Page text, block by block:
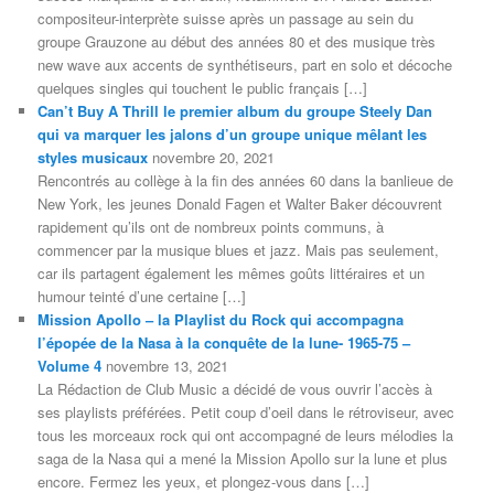
compositeur-interprète suisse après un passage au sein du
groupe Grauzone au début des années 80 et des musique très
new wave aux accents de synthétiseurs, part en solo et décoche
quelques singles qui touchent le public français […]
Can’t Buy A Thrill le premier album du groupe Steely Dan
qui va marquer les jalons d’un groupe unique mêlant les
styles musicaux novembre 20, 2021
Rencontrés au collège à la fin des années 60 dans la banlieue de
New York, les jeunes Donald Fagen et Walter Baker découvrent
rapidement qu’ils ont de nombreux points communs, à
commencer par la musique blues et jazz. Mais pas seulement,
car ils partagent également les mêmes goûts littéraires et un
humour teinté d’une certaine […]
Mission Apollo – la Playlist du Rock qui accompagna
l’épopée de la Nasa à la conquête de la lune- 1965-75 –
Volume 4 novembre 13, 2021
La Rédaction de Club Music a décidé de vous ouvrir l’accès à
ses playlists préférées. Petit coup d’oeil dans le rétroviseur, avec
tous les morceaux rock qui ont accompagné de leurs mélodies la
saga de la Nasa qui a mené la Mission Apollo sur la lune et plus
encore. Fermez les yeux, et plongez-vous dans […]